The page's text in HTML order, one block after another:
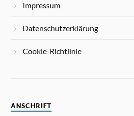
Impressum
Datenschutzerklärung
Cookie-Richtlinie
ANSCHRIFT